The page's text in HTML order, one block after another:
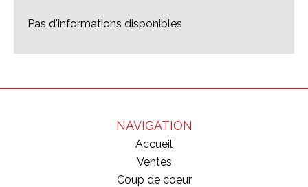
Pas d'informations disponibles
NAVIGATION
Accueil
Ventes
Coup de coeur